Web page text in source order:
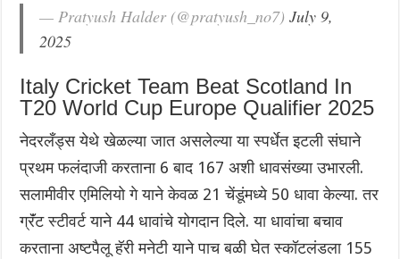
— Pratyush Halder (@pratyush_no7)July 9,
2025
Italy Cricket Team Beat Scotland In
T20 World Cup Europe Qualifier 2025
नेदरलँड्स येथे खेळल्या जात असलेल्या या स्पर्धेत इटली संघाने
प्रथम फलंदाजी करताना 6 बाद 167 अशी धावसंख्या उभारली.
सलामीवीर एमिलियो गे याने केवळ 21 चेंडूंमध्ये 50 धावा केल्या. तर
ग्रॅंट स्टीवर्ट याने 44 धावांचे योगदान दिले. या धावांचा बचाव
करताना अष्टपैलू हॅरी मनेटी याने पाच बळी घेत स्कॉटलंडला 155